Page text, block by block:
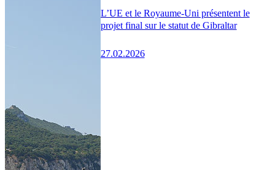
L’UE et le Royaume-Uni présentent le
projet final sur le statut de Gibraltar
27.02.2026